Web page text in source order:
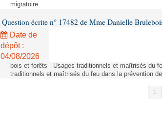
migratoire
Question écrite n° 17482 de Mme Danielle
Date de
dépôt :
04/08/2026
bois et forêts - Usages traditionnels et maîtrisés du
traditionnels et maîtrisés du feu dans la prévention
1